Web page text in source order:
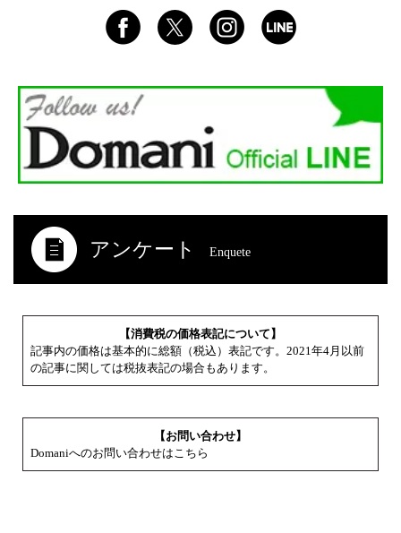
アンケート Enquete
【消費税の価格表記について】
記事内の価格は基本的に総額（税込）表記です。2021年4月以前
の記事に関しては税抜表記の場合もあります。
【お問い合わせ】
Domaniへのお問い合わせはこちら